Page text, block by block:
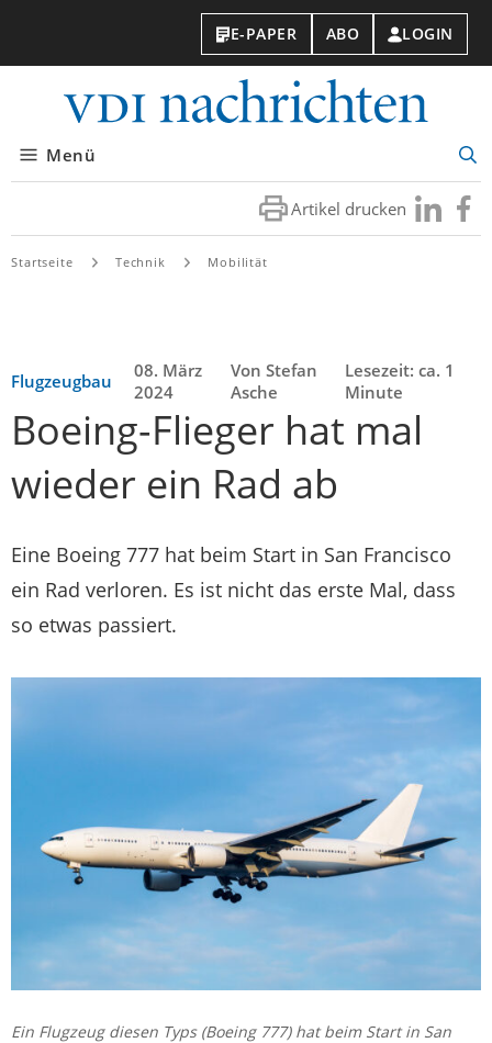
E-PAPER ABO LOGIN
Menü
Artikel drucken Besuchen
Sie
Sie
Startseite Technik Mobilität
Flugzeugbau
08. März
2024
Von Stefan
Asche
Lesezeit: ca. 1
Minute
Boeing-Flieger hat mal
wieder ein Rad ab
Eine Boeing 777 hat beim Start in San Francisco
ein Rad verloren. Es ist nicht das erste Mal, dass
so etwas passiert.
Ein Flugzeug diesen Typs (Boeing 777) hat beim Start in San